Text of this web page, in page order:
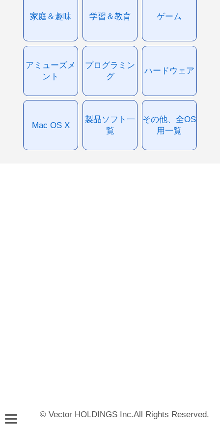
家庭＆趣味 学習＆教育 ゲーム
アミューズメ
ント
プログラミン
グ
ハードウェア
Mac OS X
製品ソフト一
覧
その他、全OS
用一覧
© Vector HOLDINGS Inc.All Rights Reserved.